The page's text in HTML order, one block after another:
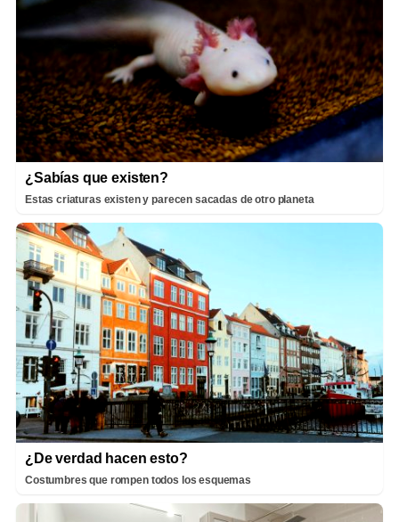
¿Sabías que existen?
Estas criaturas existen y parecen sacadas de otro planeta
¿De verdad hacen esto?
Costumbres que rompen todos los esquemas